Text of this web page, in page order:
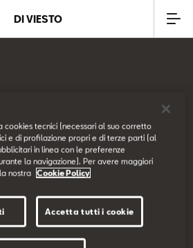
DI VIESTO
cookies tecnici (necessari al suo corretto
e di profilazione propri e di terze parti (al
in linea con le preferenze
la navigazione). Per avere maggiori
nostra
Cookie Policy
Accetta tutti i cookie